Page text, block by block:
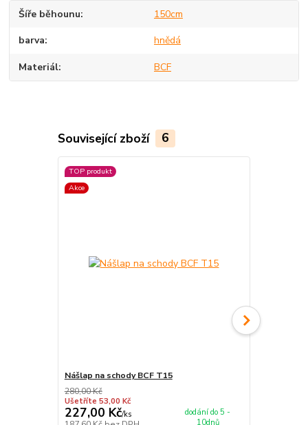
Šíře běhounu 150cm
barva hnědá
Materiál BCF
Související zboží 6
TOP produkt
Akce
Nášlap na schody BCF T15
280,00 Kč
Ušetříte 53,00 Kč
227,00 Kč/ks
dodání do 5 -
10dnů